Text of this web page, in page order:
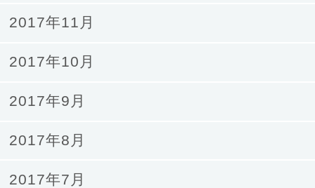
2017年11月
2017年10月
2017年9月
2017年8月
2017年7月